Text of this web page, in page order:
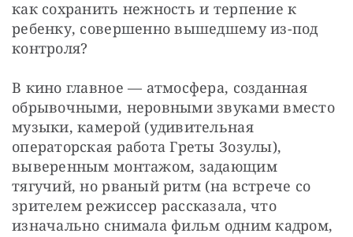
как сохранить нежность и терпение к
ребенку, совершенно вышедшему из-под
контроля?
В кино главное — атмосфера, созданная
обрывочными, неровными звуками вместо
музыки, камерой (удивительная
операторская работа Греты Зозулы),
выверенным монтажом, задающим
тягучий, но рваный ритм (на встрече со
зрителем режиссер рассказала, что
изначально снимала фильм одним кадром,